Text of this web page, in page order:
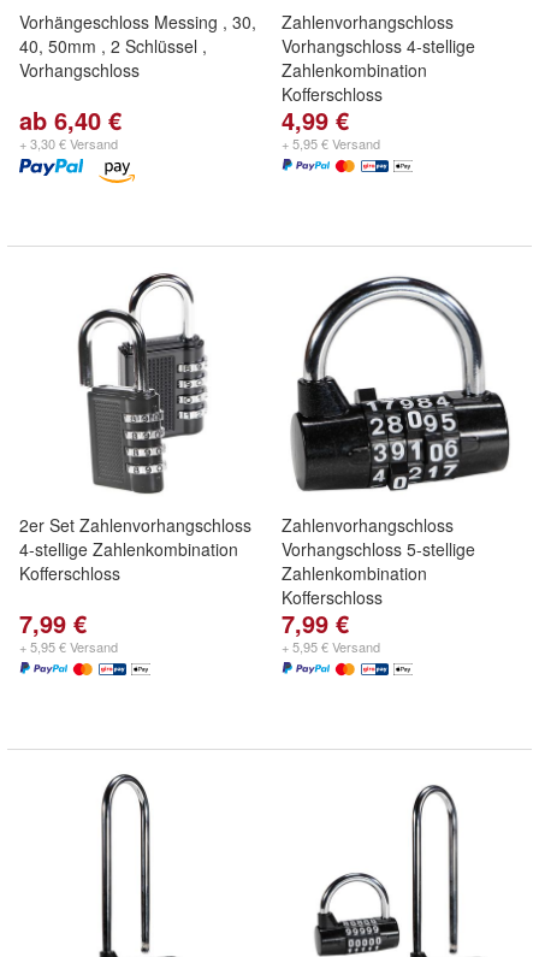
Vorhängeschloss Messing , 30,
40, 50mm , 2 Schlüssel ,
Vorhangschloss
ab 6,40 €
+ 3,30 € Versand
Zahlenvorhangschloss
Vorhangschloss 4-stellige
Zahlenkombination
Kofferschloss
4,99 €
+ 5,95 € Versand
2er Set Zahlenvorhangschloss
4-stellige Zahlenkombination
Kofferschloss
7,99 €
+ 5,95 € Versand
Zahlenvorhangschloss
Vorhangschloss 5-stellige
Zahlenkombination
Kofferschloss
7,99 €
+ 5,95 € Versand